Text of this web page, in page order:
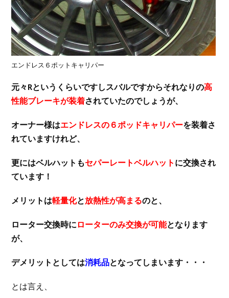
エンドレス６ポットキャリパー
元々Rというくらいですしスバルですからそれなりの高
性能ブレーキが装着されていたのでしょうが、
オーナー様はエンドレスの６ポッドキャリパーを装着さ
れていますけれど、
更にはベルハットもセパーレートベルハット に交換され
ています！
メリットは軽量化と放熱性が高まるのと、
ローター交換時に ローターのみ交換が可能となります
が、
デメリットとしては消耗品となってしまいます・・・
とは言え、